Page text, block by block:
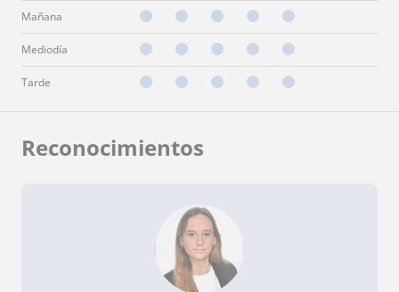
Mañana
Mediodía
Tarde
Reconocimientos